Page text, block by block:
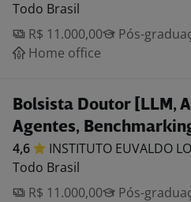
Todo Brasil
R$ 11.000,00
Pós-
Home office
Bolsista Doutor [LLM,
Agentes,
4,6 INSTITUTO EUVALDO
Todo Brasil
R$ 11.000,00
Pós-